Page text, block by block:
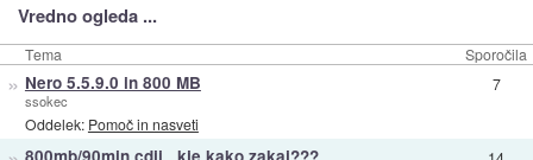
Vredno ogleda ...
Tema Sporočila
» Nero 5.5.9.0 in 800 MB
ssokec
Oddelek: Pomoč in nasveti
7